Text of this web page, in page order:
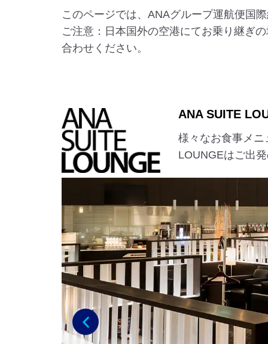
このページでは、ANAグループ運航便国
ご注意：日本国外の空港にてお乗り継ぎ
合わせください。
ANA SUITE
様々なお食事メ
LOUNGEはご出